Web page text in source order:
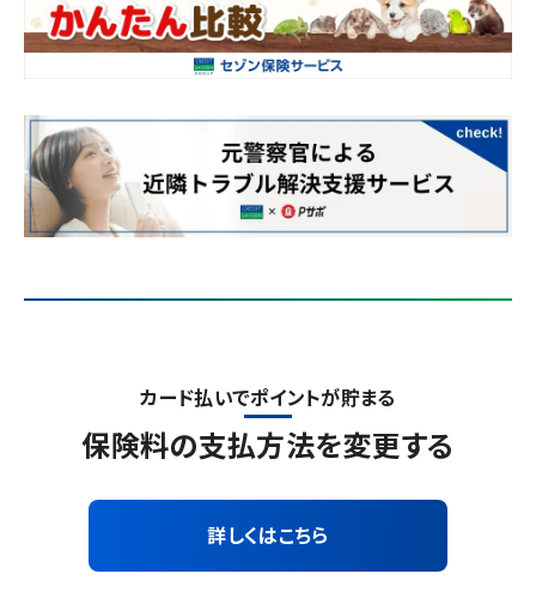
カード払いでポイントが貯まる
保険料の支払方法を変更する
詳しくはこちら